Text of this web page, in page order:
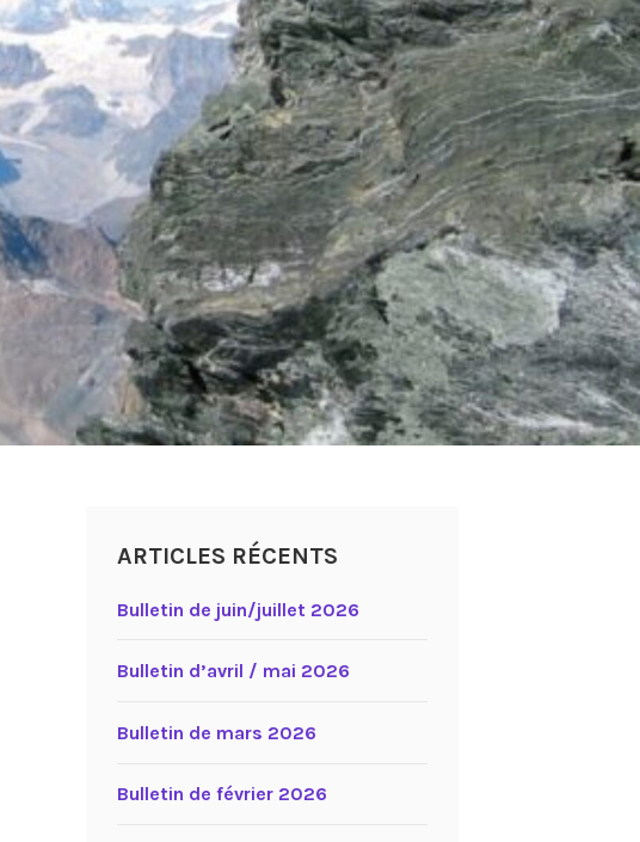
ARTICLES RÉCENTS
Bulletin de juin/juillet 2026
Bulletin d’avril / mai 2026
Bulletin de mars 2026
Bulletin de février 2026